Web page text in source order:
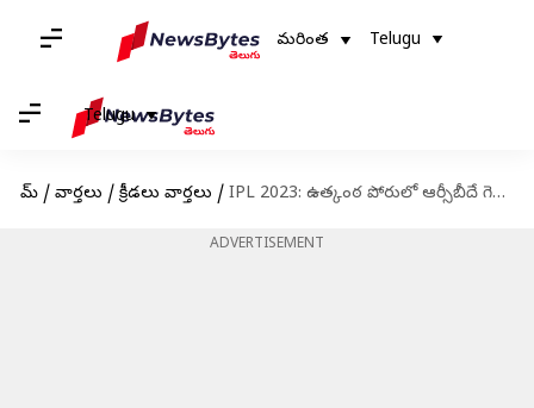
మరింత Telugu
Telugu
హోమ్ / వార్తలు / క్రీడలు వార్తలు / IPL 2023: ఉత్కంఠ పోరులో ఆర్సీబీదే గెలుపు
ADVERTISEMENT